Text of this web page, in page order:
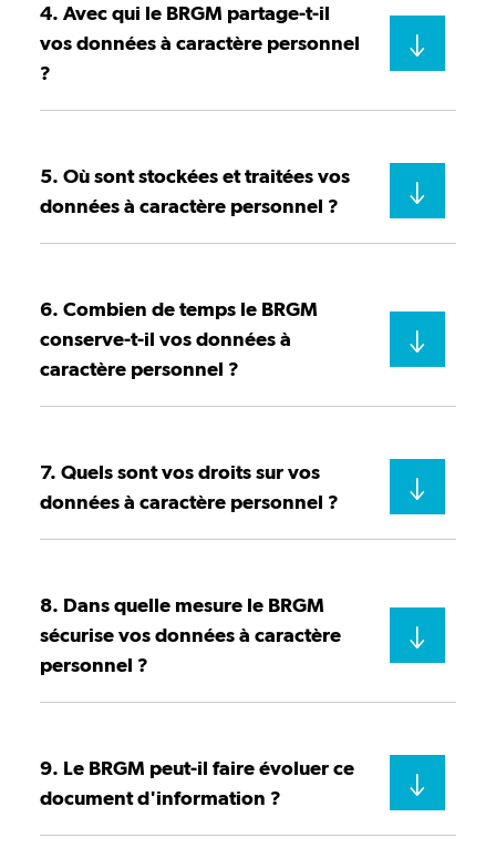
4. Avec qui le BRGM partage-t-il
vos données à caractère personnel
?
5. Où sont stockées et traitées vos
données à caractère personnel ?
6. Combien de temps le BRGM
conserve-t-il vos données à
caractère personnel ?
7. Quels sont vos droits sur vos
données à caractère personnel ?
8. Dans quelle mesure le BRGM
sécurise vos données à caractère
personnel ?
9. Le BRGM peut-il faire évoluer ce
document d'information ?